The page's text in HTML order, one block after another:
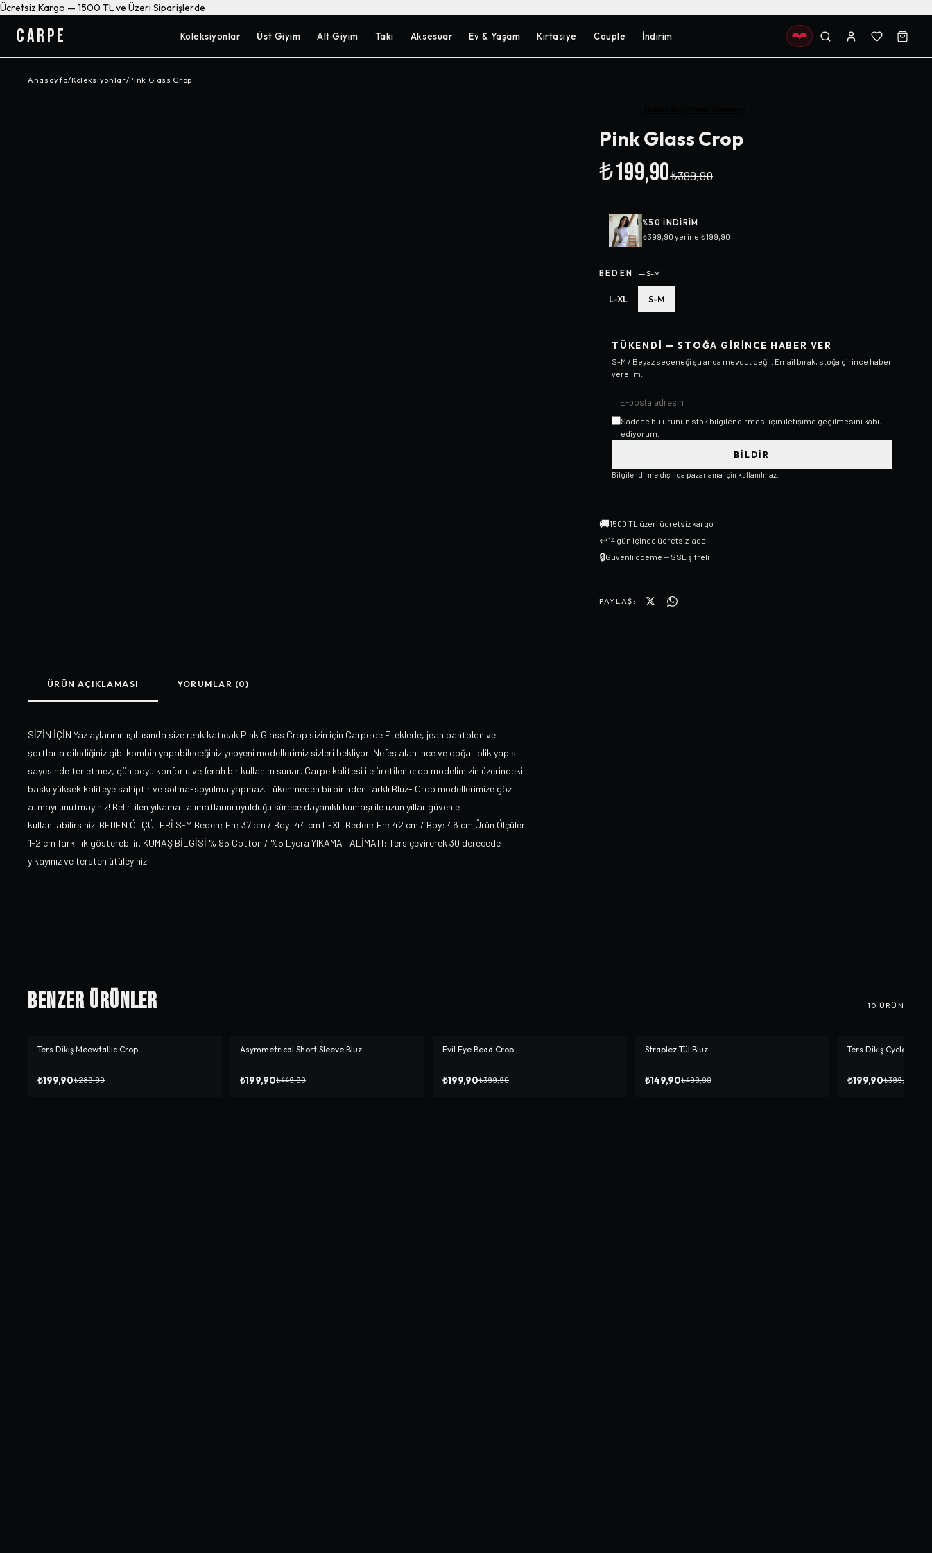
Ücretsiz Kargo — 1500 TL ve Üzeri Siparişlerde
CARPE Koleksiyonlar Üst Giyim Alt Giyim Takı Aksesuar Ev & Yaşam Kırtasiye Couple İndirim
Anasayfa/Koleksiyonlar/Pink Glass Crop
Pink Glass Crop
₺199,90₺399,90
%50 INDIRIM
₺399,90 yerine ₺199,90
BEDEN —S-M
L-XL S-M
TÜKENDI — STOĞA GIRINCE HABER VER
S-M / Beyaz seçeneği şu anda mevcut değil. Email bırak, stoğa girince haber
verelim.
Sadece bu ürünün stok bilgilendirmesi için iletişime geçilmesini kabul
ediyorum.
BILDIR
Bilgilendirme dışında pazarlama için kullanılmaz.
🚚1500 TL üzeri ücretsiz kargo
↩14 gün içinde ücretsiz iade
🔒Güvenli ödeme — SSL şifreli
PAYLAŞ:
ÜRÜN AÇIKLAMASI YORUMLAR (0)
SİZİN İÇİN Yaz aylarının ışıltısında size renk katıcak Pink Glass Crop sizin için Carpe'de Eteklerle, jean pantolon ve
şortlarla dilediğiniz gibi kombin yapabileceğiniz yepyeni modellerimiz sizleri bekliyor. Nefes alan ince ve doğal iplik yapısı
sayesinde terletmez, gün boyu konforlu ve ferah bir kullanım sunar. Carpe kalitesi ile üretilen crop modelimizin üzerindeki
baskı yüksek kaliteye sahiptir ve solma-soyulma yapmaz. Tükenmeden birbirinden farklı Bluz- Crop modellerimize göz
atmayı unutmayınız! Belirtilen yıkama talımatlarını uyulduğu sürece dayanıklı kumaşı ile uzun yıllar güvenle
kullanılabilirsiniz. BEDEN ÖLÇÜLERİ S-M Beden: En: 37 cm / Boy: 44 cm L-XL Beden: En: 42 cm / Boy: 46 cm Ürün Ölçüleri
1-2 cm farklılık gösterebilir. KUMAŞ BİLGİSİ % 95 Cotton / %5 Lycra YIKAMA TALİMATI: Ters çevirerek 30 derecede
yıkayınız ve tersten ütüleyiniz.
Benzer Ürünler 10 ÜRÜN
-%31
Ters Dikiş Meowtallıc Crop
₺199,90₺289,90
-%56
Asymmetrical Short Sleeve Bluz
₺199,90₺449,90
-% 50
Evil Eye Bead Crop
₺199,90₺399,90
-%70
Straplez Tül Bluz
₺149,90₺499,90
-%50
Ters Dikiş Cycle Crop
₺199,90₺399,90